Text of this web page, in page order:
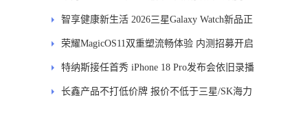
智享健康新生活 2026三星Galaxy Watch新品正
式开售
荣耀MagicOS11双重塑流畅体验 内测招募开启
特纳斯接任首秀 iPhone 18 Pro发布会依旧录播
长鑫产品不打低价牌 报价不低于三星/SK海力